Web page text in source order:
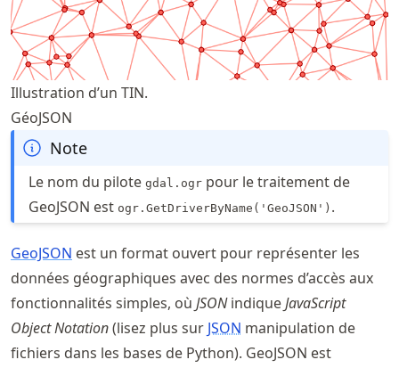
Illustration d’un TIN.
GéoJSON
Note
Le nom du pilote gdal.ogr pour le traitement de
GeoJSON est ogr.GetDriverByName('GeoJSON') .
GeoJSON est un format ouvert pour représenter les
données géographiques avec des normes d’accès aux
fonctionnalités simples, où JSONindiqueJavaScript
Object Notation(lisez plus sur JSON manipulation de
fichiers dans les bases de Python). GeoJSON est